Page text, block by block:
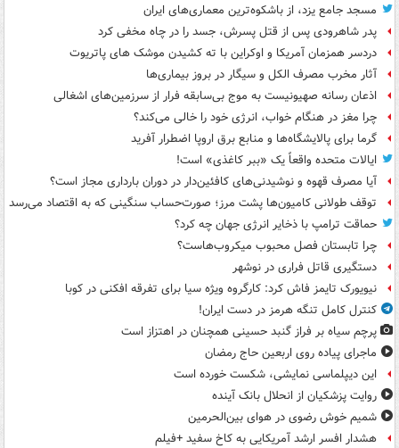
مسجد جامع یزد، از باشکوه‌ترین معماری‌های ایران
پدر شاهرودی پس از قتل پسرش، جسد را در چاه مخفی کرد
دردسر همزمان آمریکا و اوکراین با ته کشیدن موشک های پاتریوت
آثار مخرب مصرف الکل و سیگار در بروز بیماری‌ها
اذعان رسانه صهیونیست به موج بی‌سابقه فرار از سرزمین‌های اشغالی
چرا مغز در هنگام خواب، انرژی خود را خالی می‌کند؟
گرما برای پالایشگاه‌ها و منابع برق اروپا اضطرار آفرید
ایالات متحده واقعاً یک «ببر کاغذی» است!
آیا مصرف قهوه و نوشیدنی‌های کافئین‌دار در دوران بارداری مجاز است؟
توقف طولانی کامیون‌ها پشت مرز؛ صورت‌حساب سنگینی که به اقتصاد می‌رسد
حماقت ترامپ با ذخایر انرژی جهان چه کرد؟
چرا تابستان فصل محبوب میکروب‌هاست؟
دستگیری قاتل فراری در نوشهر
نیویورک تایمز فاش کرد: کارگروه ویژه سیا برای تفرقه افکنی در کوبا
کنترل کامل تنگه هرمز در دست ایران!
پرچم سیاه بر فراز گنبد حسینی همچنان در اهتزاز است
ماجرای پیاده روی اربعین حاج رمضان
این دیپلماسی نمایشی، شکست خورده است
روایت پزشکیان از انحلال بانک آینده
شمیم خوش رضوی در هوای بین‌الحرمین
هشدار افسر ارشد آمریکایی به کاخ سفید +فیلم